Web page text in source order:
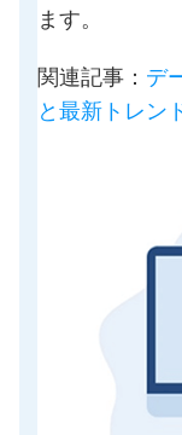
ます。
関連記事： デ
と最新トレン